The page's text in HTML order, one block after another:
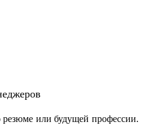
резюме или будущей профессии.